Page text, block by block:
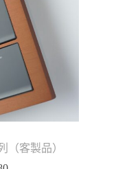
（客製品）